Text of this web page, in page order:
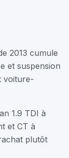
2013 cumule
et suspension
voiture-
1.9 TDI à
et CT à
plutôt